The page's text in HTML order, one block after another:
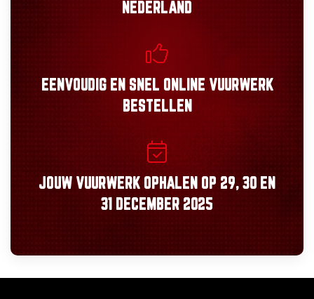
NEDERLAND
EENVOUDIGEN SNEL ONLINE VUURWERK
BESTELLEN
JOUW VUURWERK OPHALEN OP 29, 30 EN
31 DECEMBER 2025